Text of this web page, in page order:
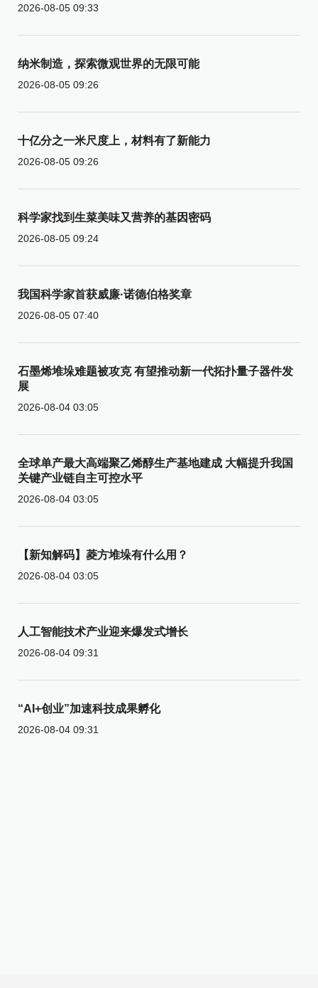
2026-08-05 09:33
纳米制造，探索微观世界的无限可能
2026-08-05 09:26
十亿分之一米尺度上，材料有了新能力
2026-08-05 09:26
科学家找到生菜美味又营养的基因密码
2026-08-05 09:24
我国科学家首获威廉·诺德伯格奖章
2026-08-05 07:40
石墨烯堆垛难题被攻克 有望推动新一代拓扑量子器件发
展
2026-08-04 03:05
全球单产最大高端聚乙烯醇生产基地建成 大幅提升我国
关键产业链自主可控水平
2026-08-04 03:05
【新知解码】菱方堆垛有什么用？
2026-08-04 03:05
人工智能技术产业迎来爆发式增长
2026-08-04 09:31
“AI+创业”加速科技成果孵化
2026-08-04 09:31